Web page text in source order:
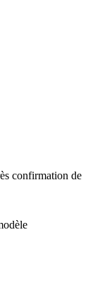
confirmation de